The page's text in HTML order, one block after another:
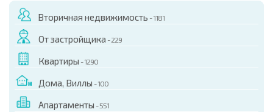
Вторичная недвижимость - 1181
От застройщика - 229
Квартиры - 1290
Дома, Виллы - 100
Апартаменты - 551